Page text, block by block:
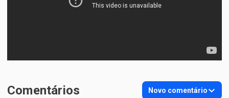
Comentários Novo comentário